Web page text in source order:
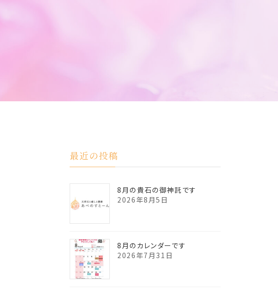
最近の投稿
8月の貴石の御神託です
2026年8月5日
8月のカレンダーです
2026年7月31日